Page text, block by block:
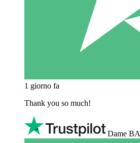
1 giorno fa
Thank you so much!
Dame BA